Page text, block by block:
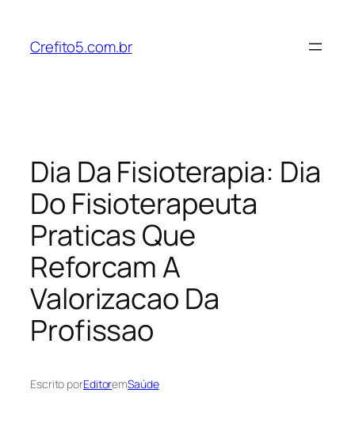
Crefito5.com.br
Dia Da Fisioterapia: Dia
Do Fisioterapeuta
Praticas Que
Reforcam A
Valorizacao Da
Profissao
Escrito porEditoremSaúde